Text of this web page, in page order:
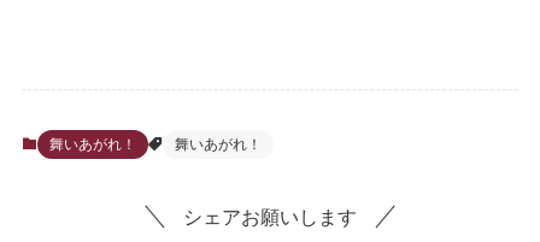
舞いあがれ！ 舞いあがれ！
シェアお願いします